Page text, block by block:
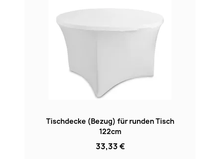
Tischdecke (Bezug) für runden Tisch
122cm
33,33 €